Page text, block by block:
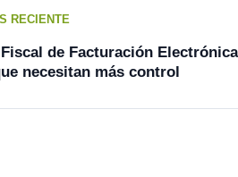
RECIENTE
de Facturación
necesitan más control